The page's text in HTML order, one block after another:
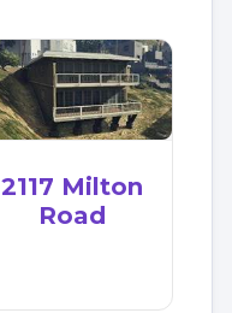
2117 Milton
Road